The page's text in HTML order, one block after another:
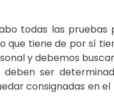
todas las pruebas
tiene de por sí
y debemos
ser
consignadas en el